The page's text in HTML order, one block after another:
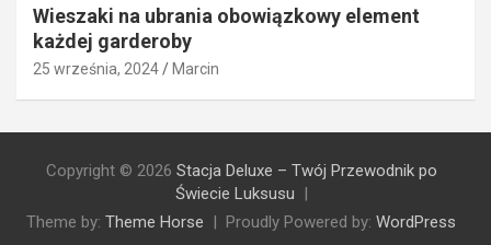
Wieszaki na ubrania obowiązkowy element
każdej garderoby
25 września, 2024 Marcin
Copyright © 2026 Stacja Deluxe – Twój Przewodnik po
Świecie Luksusu
Theme by: Theme Horse Proudly Powered by: WordPress